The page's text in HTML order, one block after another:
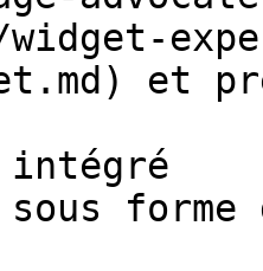
widget-
et
forme